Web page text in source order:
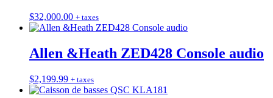
$32,000.00 + taxes
Allen &Heath ZED428 Console audio
$2,199.99 + taxes